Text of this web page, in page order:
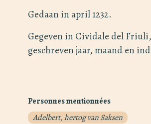
Gedaan in april 1232.
Gegeven in Cividale del
geschreven jaar, maand en
Personnes mentionnées
Adelbert, hertog van Saksen